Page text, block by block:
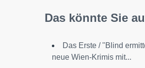
Das könnte Sie
Das Erste / "Blind
neue Wien-Krimis mit...